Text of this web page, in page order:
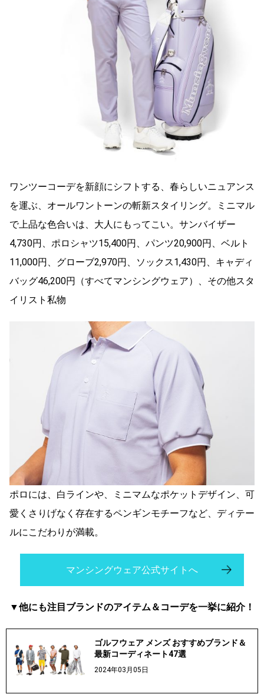
ワンツーコーデを新顔にシフトする、春らしいニュアンス
を運ぶ、オールワントーンの斬新スタイリング。ミニマル
で上品な色合いは、大人にもってこい。サンバイザー
4,730円、ポロシャツ15,400円、パンツ20,900円、ベルト
11,000円、グローブ2,970円、ソックス1,430円、キャディ
バッグ46,200円（すべてマンシングウェア）、その他スタ
イリスト私物
ポロには、白ラインや、ミニマムなポケットデザイン、可
愛くさりげなく存在するペンギンモチーフなど、ディテー
ルにこだわりが満載。
マンシングウェア公式サイトへ
▼他にも注目ブランドのアイテム＆コーデを一挙に紹介！
ゴルフウェア メンズ おすすめブランド＆
最新コーディネート47選
2024年03月05日